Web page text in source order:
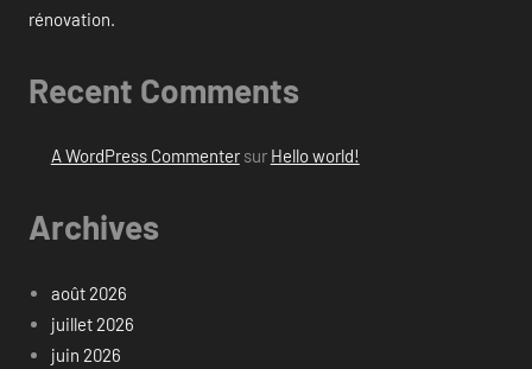
rénovation.
Recent Comments
A WordPress Commentersur Hello world!
Archives
août 2026
juillet 2026
juin 2026